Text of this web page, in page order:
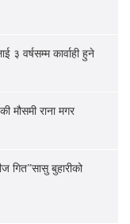
३ वर्षसम्म कार्वाही हुने
मौसमी राना मगर
गित”सासु बुहारीको